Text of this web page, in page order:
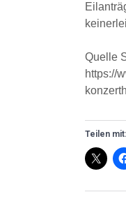
Quelle
https://
Teilen mit: